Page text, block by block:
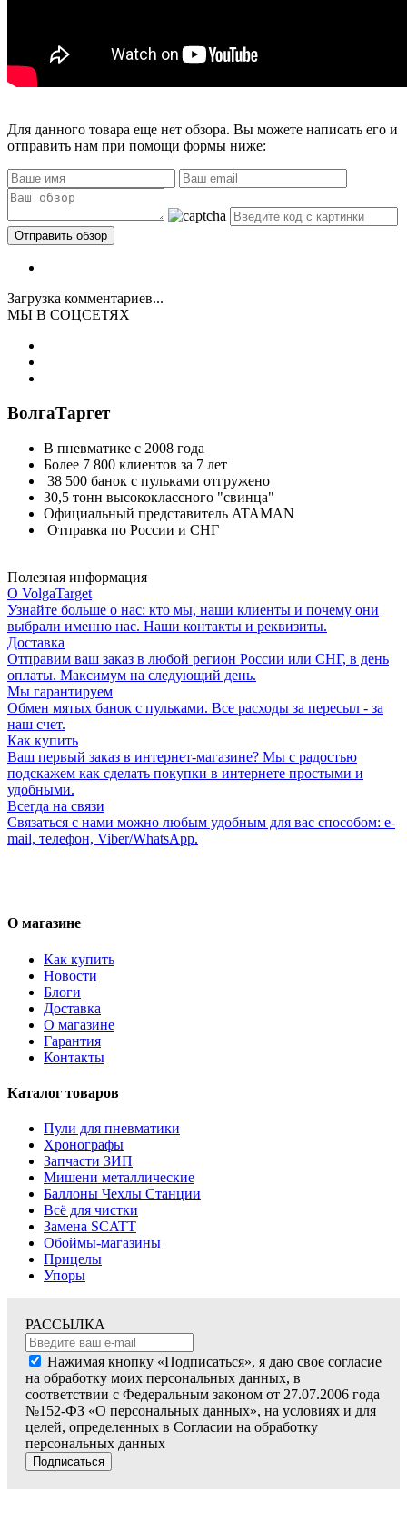
Для данного товара еще нет обзора. Вы можете написать его и
отправить нам при помощи формы ниже:
Загрузка комментариев...
МЫ В СОЦСЕТЯХ
ВолгаТаргет
В пневматике с 2008 года
Более 7 800 клиентов за 7 лет
38 500 банок с пульками отгружено
30,5 тонн высококлассного "свинца"
Официальный представитель ATAMAN
Отправка по России и СНГ
Полезная информация
О VolgaTarget
Узнайте больше о нас: кто мы, наши клиенты и почему они
выбрали именно нас. Наши контакты и реквизиты.
Доставка
Отправим ваш заказ в любой регион России или СНГ, в день
оплаты. Максимум на следующий день.
Мы гарантируем
Обмен мятых банок с пульками. Все расходы за пересыл - за
наш счет.
Как купить
Ваш первый заказ в интернет-магазине? Мы с радостью
подскажем как сделать покупки в интернете простыми и
удобными.
Всегда на связи
Связаться с нами можно любым удобным для вас способом: e-
mail, телефон, Viber/WhatsApp.
О магазине
Как купить
Новости
Блоги
Доставка
О магазине
Гарантия
Контакты
Каталог товаров
Пули для пневматики
Хронографы
Запчасти ЗИП
Мишени металлические
Баллоны Чехлы Станции
Всё для чистки
Замена SCATT
Обоймы-магазины
Прицелы
Упоры
РАССЫЛКА
Нажимая кнопку «Подписаться», я даю свое согласие
на обработку моих персональных данных, в
соответствии с Федеральным законом от 27.07.2006 года
№152-ФЗ «О персональных данных», на условиях и для
целей, определенных в Согласии на обработку
персональных данных
Подписаться